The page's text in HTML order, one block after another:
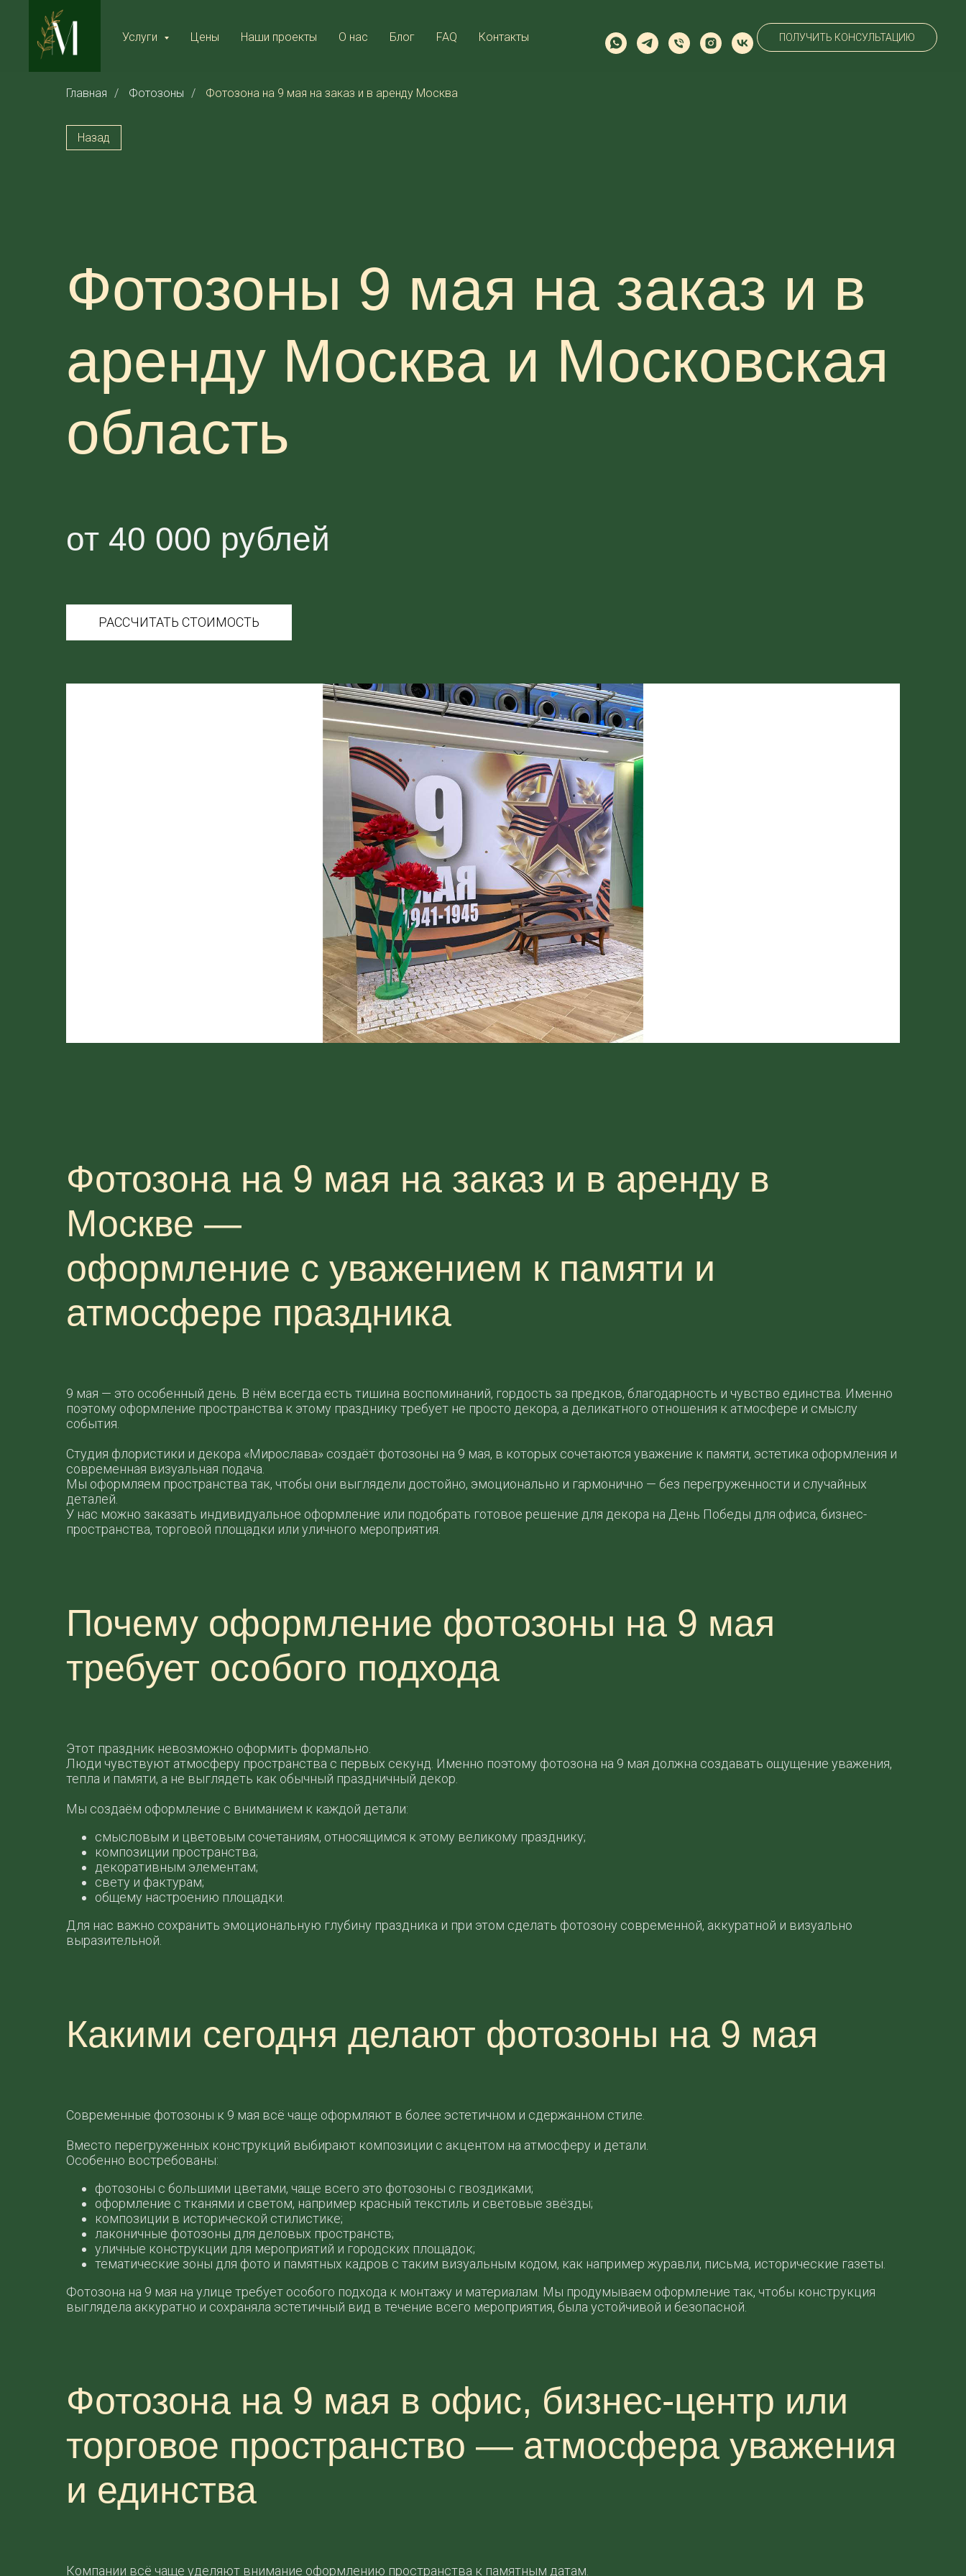
Услуги Цены Наши проекты О нас Блог FAQ Контакты ПОЛУЧИТЬ КОНСУЛЬТАЦИЮ
Главная / Фотозоны / Фотозона на 9 мая на заказ и в аренду Москва
Назад
Фотозоны 9 мая на заказ и в
аренду Москва и Московская
область
от 40 000 рублей
РАССЧИТАТЬ СТОИМОСТЬ
Фотозона на 9 мая на заказ и в аренду в
Москве —
оформление с уважением к памяти и
атмосфере праздника
9 мая — это особенный день. В нём всегда есть тишина воспоминаний, гордость за предков, благодарность и чувство единства. Именно
поэтому оформление пространства к этому празднику требует не просто декора, а деликатного отношения к атмосфере и смыслу
события.
Студия флористики и декора «Мирослава» создаёт фотозоны на 9 мая, в которых сочетаются уважение к памяти, эстетика оформления и
современная визуальная подача.
Мы оформляем пространства так, чтобы они выглядели достойно, эмоционально и гармонично — без перегруженности и случайных
деталей.
У нас можно заказать индивидуальное оформление или подобрать готовое решение для декора на День Победы для офиса, бизнес-
пространства, торговой площадки или уличного мероприятия.
Почему оформление фотозоны на 9 мая
требует особого подхода
Этот праздник невозможно оформить формально.
Люди чувствуют атмосферу пространства с первых секунд. Именно поэтому фотозона на 9 мая должна создавать ощущение уважения,
тепла и памяти, а не выглядеть как обычный праздничный декор.
Мы создаём оформление с вниманием к каждой детали:
смысловым и цветовым сочетаниям, относящимся к этому великому празднику;
композиции пространства;
декоративным элементам;
свету и фактурам;
общему настроению площадки.
Для нас важно сохранить эмоциональную глубину праздника и при этом сделать фотозону современной, аккуратной и визуально
выразительной.
Какими сегодня делают фотозоны на 9 мая
Современные фотозоны к 9 мая всё чаще оформляют в более эстетичном и сдержанном стиле.
Вместо перегруженных конструкций выбирают композиции с акцентом на атмосферу и детали.
Особенно востребованы:
фотозоны с большими цветами, чаще всего это фотозоны с гвоздиками;
оформление с тканями и светом, например красный текстиль и световые звёзды;
композиции в исторической стилистике;
лаконичные фотозоны для деловых пространств;
уличные конструкции для мероприятий и городских площадок;
тематические зоны для фото и памятных кадров с таким визуальным кодом, как например журавли, письма, исторические газеты.
Фотозона на 9 мая на улице требует особого подхода к монтажу и материалам. Мы продумываем оформление так, чтобы конструкция
выглядела аккуратно и сохраняла эстетичный вид в течение всего мероприятия, была устойчивой и безопасной.
Фотозона на 9 мая в офис, бизнес-центр или
торговое пространство — атмосфера уважения
и единства
Компании всё чаще уделяют внимание оформлению пространства к памятным датам.